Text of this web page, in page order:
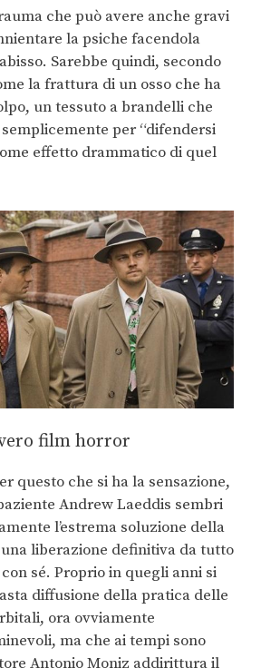
che può avere anche gravi
la psiche facendola
Sarebbe quindi, secondo
la frattura di un osso che ha
un tessuto a brandelli che
per “difendersi
effetto drammatico di quel
film horror
questo che si ha la sensazione,
Andrew Laeddis sembri
l’estrema soluzione della
liberazione definitiva da tutto
sé. Proprio in quegli anni si
diffusione della pratica delle
ora ovviamente
ma che ai tempi sono
Antonio Moniz addirittura il